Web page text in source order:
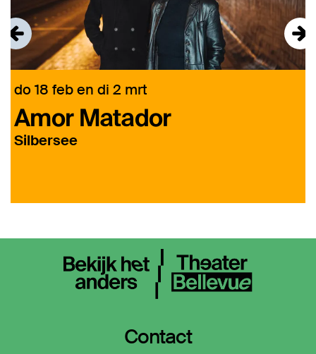
Amor Matador
Silbersee
do 18 feben di 2 mrt
Contact